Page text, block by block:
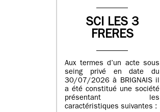
SCI LES 3
FRERES
Aux termes d’un acte sous
seing privé en date du
30/07/2026 à BRIGNAIS il
a été constitué une société
présentant les
caractéristiques suivantes :